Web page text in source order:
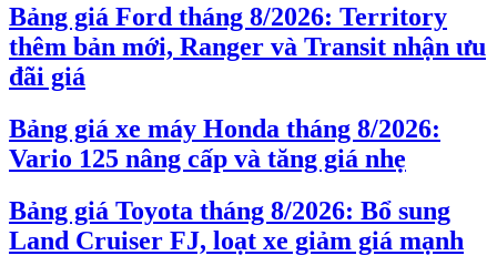
Bảng giá Ford tháng 8/2026: Territory
thêm bản mới, Ranger và Transit nhận ưu
đãi giá
Bảng giá xe máy Honda tháng 8/2026:
Vario 125 nâng cấp và tăng giá nhẹ
Bảng giá Toyota tháng 8/2026: Bổ sung
Land Cruiser FJ, loạt xe giảm giá mạnh